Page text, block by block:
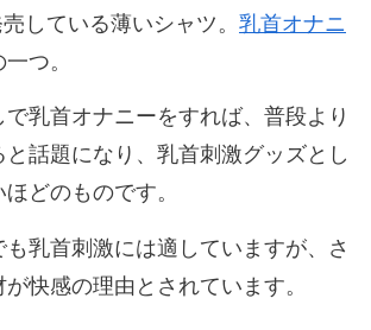
している薄いシャツ。 乳首オナニ
一つ。
で乳首オナニーをすれば、普段より
と話題になり、乳首刺激グッズとし
どのものです。
乳首刺激には適していますが、さ
快感の理由とされています。